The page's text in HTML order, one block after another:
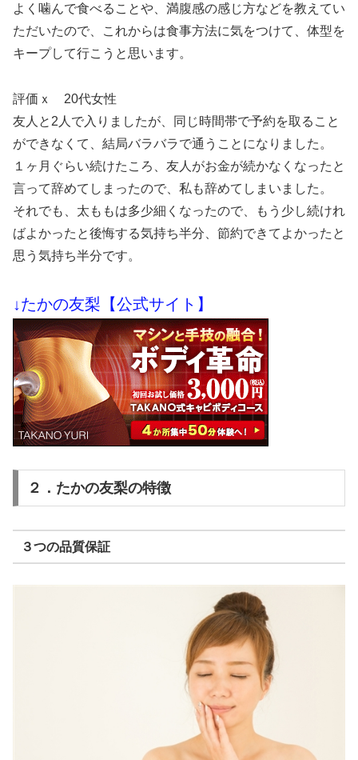
よく噛んで食べることや、満腹感の感じ方などを教えてい
ただいたので、これからは食事方法に気をつけて、体型を
キープして行こうと思います。
評価ｘ 20代女性
友人と2人で入りましたが、同じ時間帯で予約を取ること
ができなくて、結局バラバラで通うことになりました。
１ヶ月ぐらい続けたころ、友人がお金が続かなくなったと
言って辞めてしまったので、私も辞めてしまいました。
それでも、太ももは多少細くなったので、もう少し続けれ
ばよかったと後悔する気持ち半分、節約できてよかったと
思う気持ち半分です。
↓たかの友梨【公式サイト】
２．たかの友梨の特徴
３つの品質保証